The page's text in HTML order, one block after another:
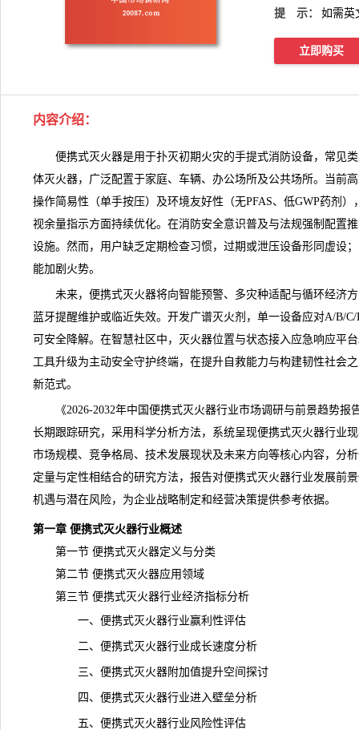
提 示： 如需英
立即购买
内容介绍：
便携式灭火器是用于扑灭初期火灾的手提式消防设备，常见
体灭火器，广泛配置于家庭、车辆、办公场所及公共场所。当前
操作简易性（单手按压）及环境友好性（无PFAS、低GWP药剂
视余量指示方面持续优化。在消防安全意识普及与法规强制配置
设施。然而，用户缺乏定期检查习惯，过期或泄压设备形同虚设
能加剧火势。
未来，便携式灭火器将向智能预警、多灾种适配与循环经济方
蓝牙提醒维护或临近失效。开发广谱灭火剂，单一设备应对A/B/
可安全降解。在智慧社区中，灭火器位置与状态接入应急响应平
工具升级为主动安全守护终端，在提升自救能力与构建韧性社会
新范式。
《2026-2032年中国便携式灭火器行业市场调研与前景趋势报
长期跟踪研究，采用科学分析方法，系统呈现便携式灭火器行业
市场规模、 竞争格局、技术发展现状及未来方向等核心内容，分
定量与定性相结合的研究方法，报告对便携式灭火器行业发展前
机遇与潜在风险，为企业战略制定和经营决策提供参考依据。
第一章 便携式灭火器行业概述
第一节 便携式灭火器定义与分类
第二节 便携式灭火器应用领域
第三节 便携式灭火器行业经济指标分析
一、便携式灭火器行业赢利性评估
二、便携式灭火器行业成长速度分析
三、便携式灭火器附加值提升空间探讨
四、便携式灭火器行业进入壁垒分析
五、便携式灭火器行业风险性评估